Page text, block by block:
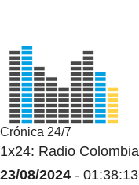
Crónica 24/7
1x24: Radio Colombia
23/08/2024 - 01:38:13